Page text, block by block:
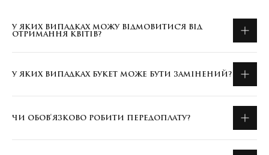
У ЯКИХ ВИПАДКАХ МОЖУ ВІДМОВИТИСЯ ВІД
ОТРИМАННЯ КВІТІВ?
У ЯКИХ ВИПАДКАХ БУКЕТ МОЖЕ БУТИ ЗАМІНЕНИЙ?
ЧИ ОБОВ'ЯЗКОВО РОБИТИ ПЕРЕДОПЛАТУ?